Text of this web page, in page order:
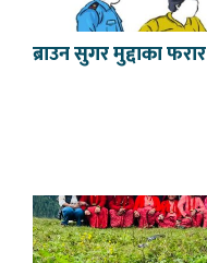
ब्राउन सुगर मुद्दाका